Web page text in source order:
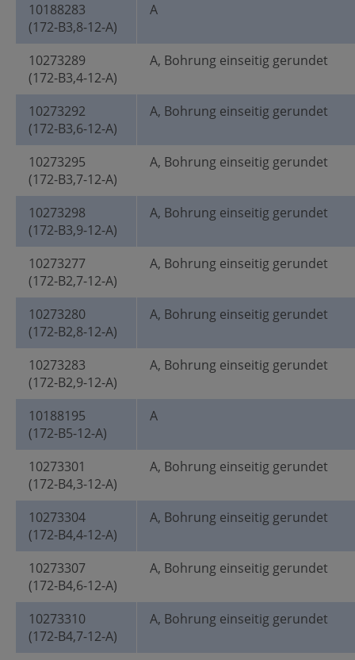
10188283
(172-B3,8-12-A)
A
10273289
(172-B3,4-12-A)
A, Bohrung einseitig gerundet
10273292
(172-B3,6-12-A)
A, Bohrung einseitig gerundet
10273295
(172-B3,7-12-A)
A, Bohrung einseitig gerundet
10273298
(172-B3,9-12-A)
A, Bohrung einseitig gerundet
10273277
(172-B2,7-12-A)
A, Bohrung einseitig gerundet
10273280
(172-B2,8-12-A)
A, Bohrung einseitig gerundet
10273283
(172-B2,9-12-A)
A, Bohrung einseitig gerundet
10188195
(172-B5-12-A)
A
10273301
(172-B4,3-12-A)
A, Bohrung einseitig gerundet
10273304
(172-B4,4-12-A)
A, Bohrung einseitig gerundet
10273307
(172-B4,6-12-A)
A, Bohrung einseitig gerundet
10273310
(172-B4,7-12-A)
A, Bohrung einseitig gerundet